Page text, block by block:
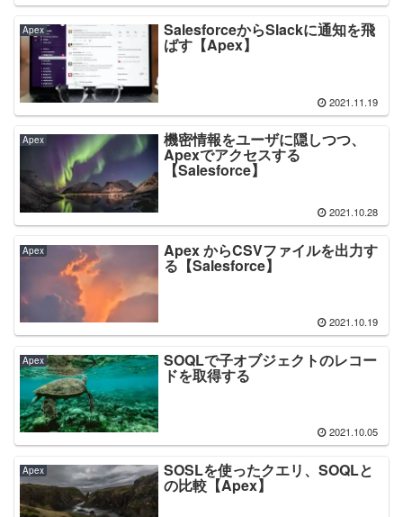
Apex SalesforceからSlackに通知を飛
ばす【Apex】
2021.11.19
Apex 機密情報をユーザに隠しつつ、
Apexでアクセスする
【Salesforce】
2021.10.28
Apex Apex からCSVファイルを出力す
る【Salesforce】
2021.10.19
Apex SOQLで子オブジェクトのレコー
ドを取得する
2021.10.05
Apex SOSLを使ったクエリ、SOQLと
の比較【Apex】